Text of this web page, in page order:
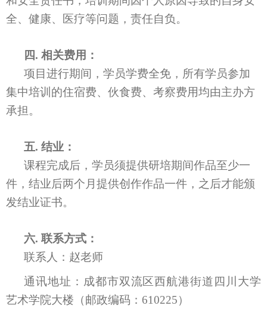
全、健康、医疗等问题，责任自负。
四. 相关费用：
项目进行期间，学员学费全免，所有学员参加
集中培训的住宿费、伙食费、考察费用均由主办方
承担。
五. 结业：
课程完成后， 学员须提供研培期间作品至少一
件，结业后两个月提供创作作品一件，之后才能颁
发结业证书。
六. 联系方式：
联系人：赵老师
通讯地址：成都市双流区西航港街道四川大学
艺术学院大楼（邮政编码： 610225）